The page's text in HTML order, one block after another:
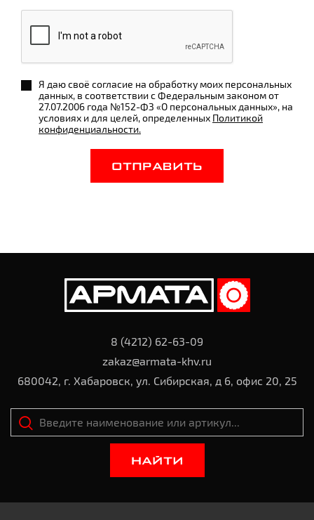
Я даю своё согласие на обработку моих персональных
данных, в соответствии с Федеральным законом от
27.07.2006 года №152-ФЗ «О персональных данных», на
условиях и для целей, определенных Политикой
конфиденциальности.
ОТПРАВИТЬ
8 (4212) 62-63-09
zakaz@armata-khv.ru
680042, г. Хабаровск, ул. Сибирская, д 6, офис 20, 25
НАЙТИ